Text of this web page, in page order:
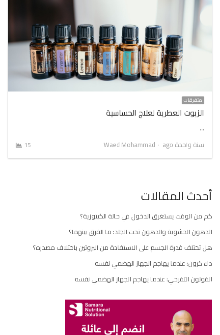
متفرقات
الزيوت العطرية لعلاج الحساسية
…
سنة واحدة ago
Author
Waed Mohammad
15
أحدث المقالات
كم من الوقت يستغرق الدخول في حالة الكيتوزية؟
الدهون الحشوية والدهون تحت الجلد: ما الفرق بينهما؟
هل تختلف قدرة الجسم على الاستفادة من البروتين باختلاف مصدره؟
داء كرون: عندما يهاجم الجهاز الهضمي نفسه
القولون التقرحي: عندما يهاجم الجهاز الهضمي نفسه